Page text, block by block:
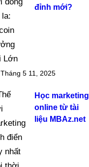
đỉnh mới?
Tháng 5 11, 2025
Học marketing
online từ tài
liệu MBAz.net